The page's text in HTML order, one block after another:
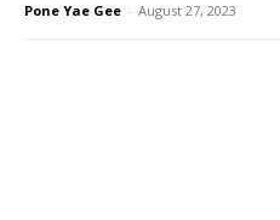
Pone Yae Gee - August 27, 2023